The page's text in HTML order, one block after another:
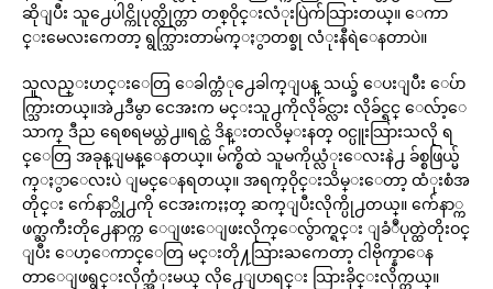
ဆိုျပီး သူ႕ေပါင္ကိုပုတ္လိုက္တာ တစ္ဝိုင္းလံုးပြဲက်သြားတယ္။ ေကာ
င္းမေလးကေတာ့ ရွက္သြားတာမ်က္ႏွာတစ္ခု လံုးနီရဲေနတာပဲ။
သူလည္းဟင္းေတြ ေခါက္တံု႕ေခါက္ျပန္ သယ္ခ် ေပးျပီး ေပ်ာ
က္သြားတယ္။အဲ႕ဒီမွာ ငေအးက မင္းသူ႕ကိုလိုခ်င္လား လိုခ်င္ရင္ ေလ်ာ့ေ
သာက္ ဒီည ရေစရမယ္တဲ႕။ရင္ထဲ ဒိန္းတလိမ္းနတ္ ဝင္ပူးသြားသလို ရ
င္ေတြ အခုန္ျမန္ေနတယ္။ မ်က္စိထဲ သူမကိုယ္လံုးေလးနဲ႕ ခ်စ္စဖြယ္မ်
က္ႏွာေလးပဲ ျမင္ေနရတယ္။ အရက္ဝိုင္းသိမ္းေတာ့ ထံုးစံအ
တိုင္း က်ေနာ္တို႕ကို ငေအးကႏႈတ္ ဆက္ျပီးလိုက္ပို႕တယ္။ က်ေနာ္က
ဖက္ႀကီးတို႕ေနာက္က ေျဖးေျဖးလိုက္ေလွ်ာက္ရင္း ျခံဳပုတ္ထဲတိုးဝင္
ျပီး ေဟ့ေကာင္ေတြ မင္းတို႔သြားႀကေတာ့ ငါဗိုက္နာေန
တာေျဖရွင္းလိုက္အံုးမယ္ လို႕ေျပာရင္း သြားခိုင္းလိုက္တယ္။